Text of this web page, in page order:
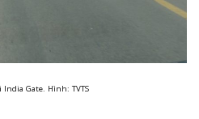
Gate. Hình: TVTS